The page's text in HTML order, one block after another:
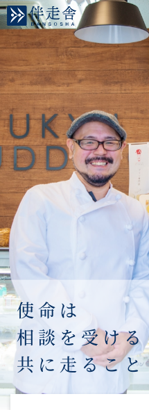
使命 は
相 談 を 受ける
共 に 走 ること